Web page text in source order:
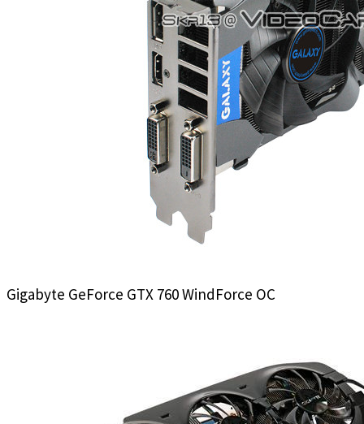
Gigabyte GeForce GTX 760 WindForce OC